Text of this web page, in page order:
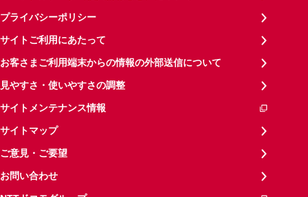
プライバシーポリシー
サイトご利用にあたって
お客さまご利用端末からの情報の外部送信について
見やすさ・使いやすさの調整
サイトメンテナンス情報
サイトマップ
ご意見・ご要望
お問い合わせ